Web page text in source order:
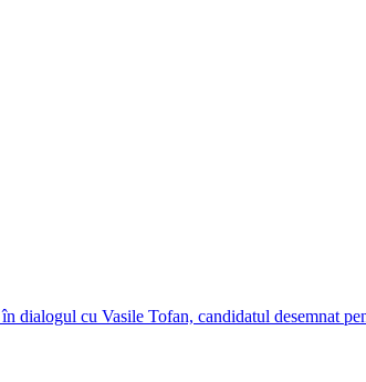
dialogul cu Vasile Tofan, candidatul desemnat